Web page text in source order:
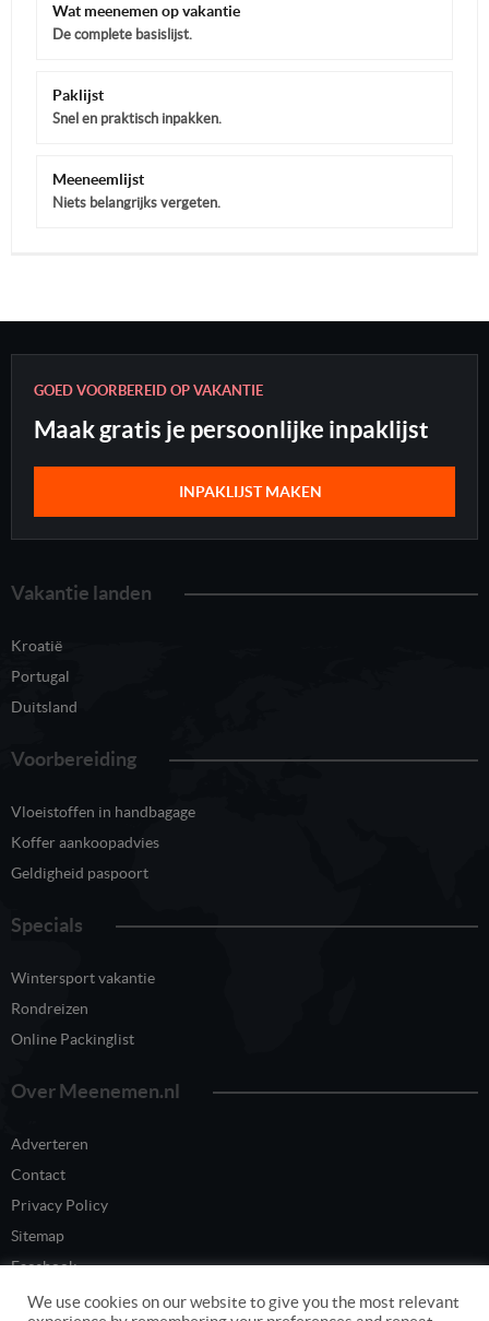
Wat meenemen op vakantie
De complete basislijst.
Paklijst
Snel en praktisch inpakken.
Meeneemlijst
Niets belangrijks vergeten.
GOED VOORBEREID OP VAKANTIE
Maak gratis je persoonlijke inpaklijst
INPAKLIJST MAKEN
Vakantie landen
Kroatië
Portugal
Duitsland
Voorbereiding
Vloeistoffen in handbagage
Koffer aankoopadvies
Geldigheid paspoort
Specials
Wintersport vakantie
Rondreizen
Online Packinglist
Over Meenemen.nl
Adverteren
Contact
Privacy Policy
Sitemap
Facebook
Twitter
We use cookies on our website to give you the most relevant